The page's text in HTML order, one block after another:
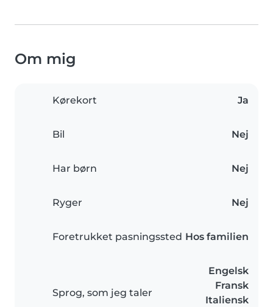
Om mig
Kørekort Ja
Bil Nej
Har børn Nej
Ryger Nej
Foretrukket pasningssted Hos familien
Sprog, som jeg taler
Engelsk
Fransk
Italiensk